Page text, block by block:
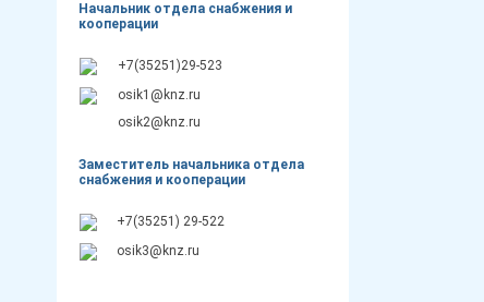
Начальник отдела снабжения и
кооперации
+7(35251)29-523
osik1@knz.ru
osik2@knz.ru
Заместитель начальника отдела
снабжения и кооперации
+7(35251) 29-522
osik3@knz.ru